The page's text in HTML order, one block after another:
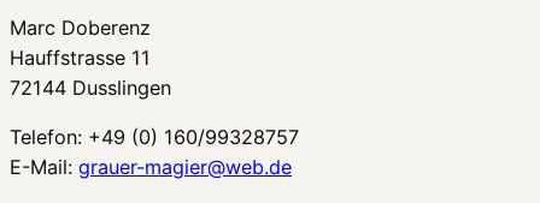
Marc Doberenz
Hauffstrasse 11
72144 Dusslingen
Telefon: +49 (0) 160/99328757
E-Mail: grauer-magier@web.de